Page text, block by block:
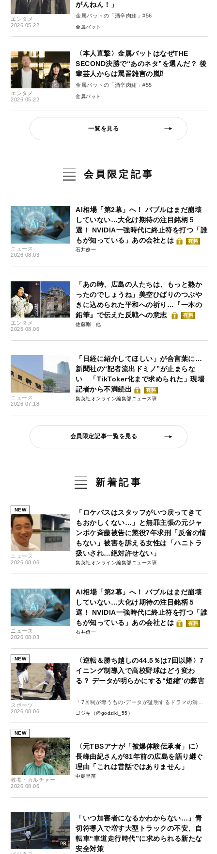
エンタメ
2026.05.22
がんねん！」
金属バットの「酒辛肉鮪」#56
金属バット
エンタメ
2026.05.22
〈本人直撃〉金属バットはなぜTHE
SECOND決勝で“あのネタ”を選んだ？ 後
輩芸人からは罵詈雑言の嵐⁉
金属バットの「酒辛肉鮪」#55
金属バット
一覧を見る
会員限定記事
ニュース
2026.08.03
AI相場「第2幕」へ！ バブルはまだ崩壊
していない…大化け期待の注目銘柄５
選！ NVIDIA一強時代に終止符を打つ「誰
もが知っている」あの会社とは
有料
石井僚一
エンタメ
2025.08.06
「あの時、広島の人たちは、もっと熱か
ったのでしょうね」美空ひばりのつぶや
きに込められた平和への祈り…『一本の
鉛筆』で伝えた反戦への意志
有料
佐藤剛
ニュース
2026.07.18
「日経に紹介してほしい」が合言葉に…
新聞社の“記者流出ドミノ”が止まらな
い 「TikToker化まで求められた」現場
記者から不満続出
有料
集英社オンライン編集部ニュース班
会員限定記事一覧を見る
新着記事
NEW
ニュース
2026.08.06
「ロケバスはスタッフがいつ戻ってきて
もおかしくない…」と無罪主張の元ジャ
ンポケ斉藤被告に懲役7年求刑「反省の情
もない」被害を訴える女性は「ハニトラ
扱いされ…絶対許せない」
集英社オンライン編集部ニュース班
ニュース
2026.08.03
AI相場「第2幕」へ！ バブルはまだ崩壊
していない…大化け期待の注目銘柄５
選！ NVIDIA一強時代に終止符を打つ「誰
もが知っている」あの会社とは
有料
石井僚一
NEW
スポーツ
2026.08.06
〈逆転＆勝ち越しの44.5％は7回以降〉7
イニング制導入で高校野球はどう変わ
る？ データが明らかにする“短縮”の弊害
「7回制が奪うもの-データが証明するドラマの消
失-」
ゴジキ（@godziki_55）
NEW
教養・カルチャー
2026.08.06
〈元TBSアナが「被爆体験伝承者」に〉
長峰由紀さんが81年前の広島を語り継ぐ
理由「これは昔話ではありません」
中島早苗
「いつ加害者になるかわからない…」青
切符導入で増す大型トラックの不安、自
転車“車道走行時代”に求められる新たな
安全対策